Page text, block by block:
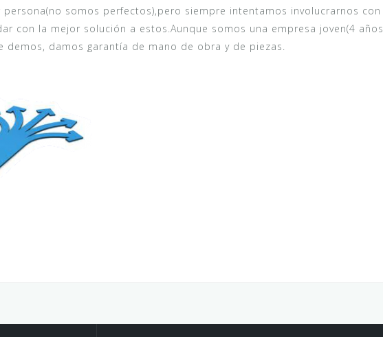
somos perfectos),pero siempre intentamos involucrarnos
con la mejor solución a estos.Aunque somos una empresa joven(4
demos, damos garantía de mano de obra y de piezas.